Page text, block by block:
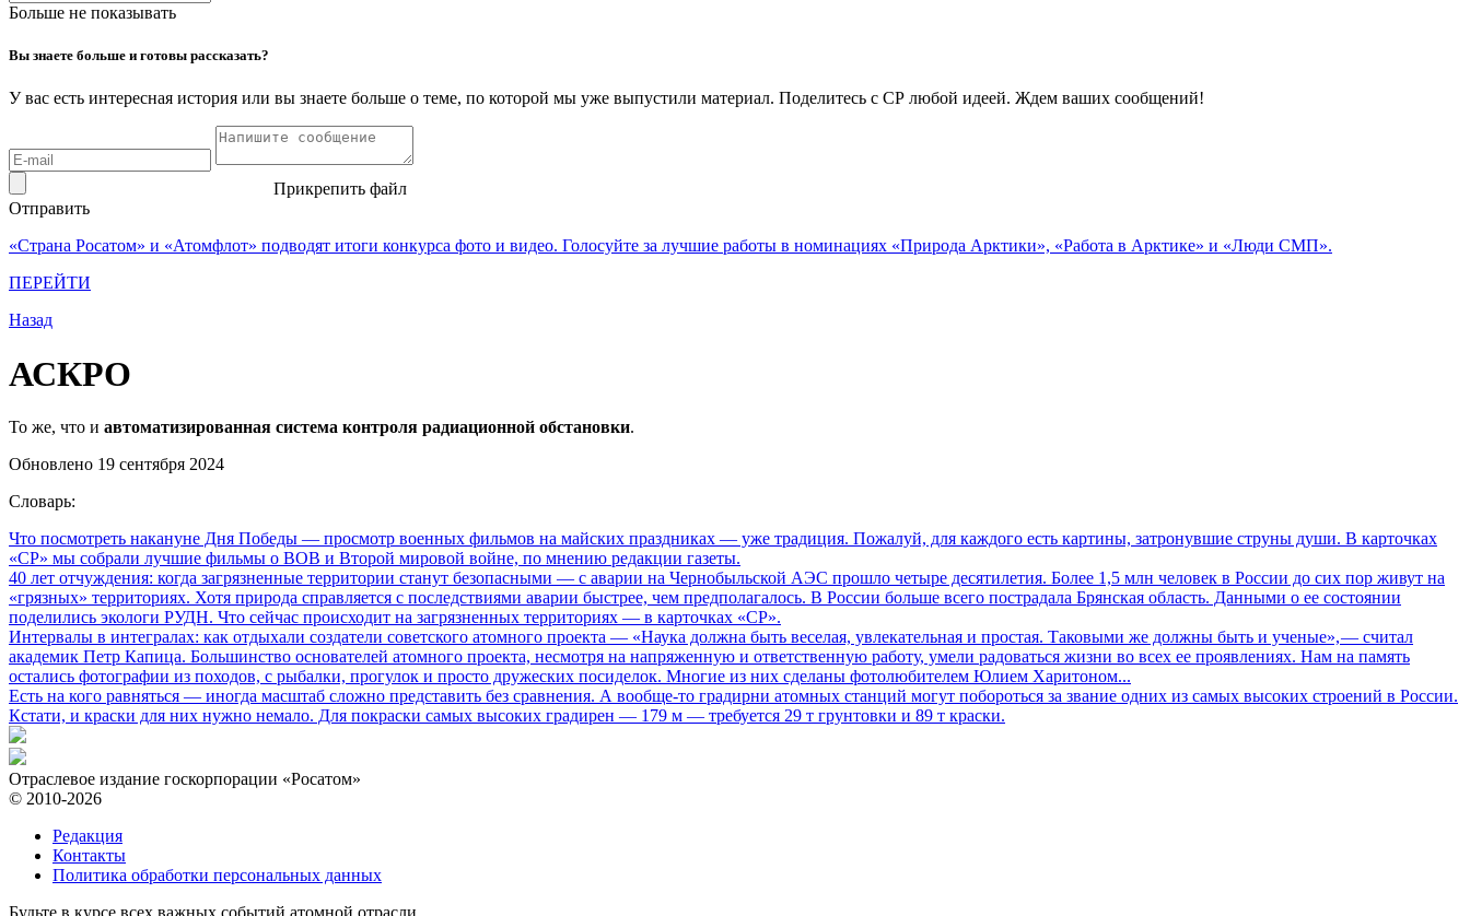
Больше не показывать
Вы знаете больше и готовы рассказать?
У вас есть интересная история или вы знаете больше о теме, по которой мы уже выпустили материал. Поделитесь с СР любой идеей. Ждем ваших сообщений!
Прикрепить файл
Отправить
«Страна Росатом» и «Атомфлот» подводят итоги конкурса фото и видео. Голосуйте за лучшие работы в номинациях «Природа Арктики», «Работа в Арктике» и «Люди СМП».
ПЕРЕЙТИ
Назад
АСКРО
То же, что и автоматизированная система контроля радиационной обстановки.
Обновлено 19 сентября 2024
Словарь:
Что посмотреть накануне Дня Победы — просмотр военных фильмов на майских праздниках — уже традиция. Пожалуй, для каждого есть картины, затронувшие струны души. В карточках
«СР» мы собрали лучшие фильмы о ВОВ и Второй мировой войне, по мнению редакции газеты.
40 лет отчуждения: когда загрязненные территории станут безопасными — с аварии на Чернобыльской АЭС прошло четыре десятилетия. Более 1,5 млн человек в России до сих пор живут на
«грязных» территориях. Хотя природа справляется с последствиями аварии быстрее, чем предполагалось. В России больше всего пострадала Брянская область. Данными о ее состоянии
поделились экологи РУДН. Что сейчас происходит на загрязненных территориях — в карточках «СР».
Интервалы в интегралах: как отдыхали создатели советского атомного проекта — «Наука должна быть веселая, увлекательная и простая. Таковыми же должны быть и ученые», — считал
академик Петр Капица. Большинство основателей атомного проекта, несмотря на напряженную и ответственную работу, умели радоваться жизни во всех ее проявлениях. Нам на память
остались фотографии из походов, с рыбалки, прогулок и просто дружеских посиделок. Многие из них сделаны фотолюбителем Юлием Харитоном...
Есть на кого равняться — иногда масштаб сложно представить без сравнения. А вообще-то градирни атомных станций могут побороться за звание одних из самых высоких строений в России.
Кстати, и краски для них нужно немало. Для покраски самых высоких градирен — 179 м — требуется 29 т грунтовки и 89 т краски.
Отраслевое издание госкорпорации «Росатом»
© 2010-2026
Редакция
Контакты
Политика обработки персональных данных